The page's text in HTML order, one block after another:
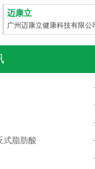
迈康立
广州迈康立健康科技有限公
·
·
·
式脂肪酸 ·
·